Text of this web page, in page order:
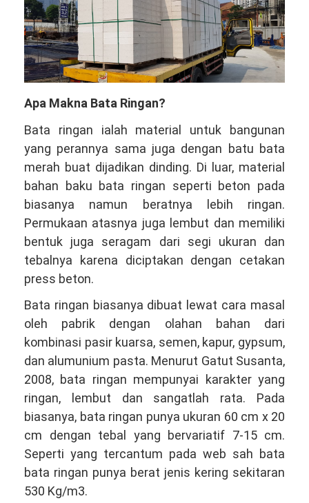
Apa Makna Bata Ringan?
Bata ringan ialah material untuk bangunan
yang perannya sama juga dengan batu bata
merah buat dijadikan dinding. Di luar, material
bahan baku bata ringan seperti beton pada
biasanya namun beratnya lebih ringan.
Permukaan atasnya juga lembut dan memiliki
bentuk juga seragam dari segi ukuran dan
tebalnya karena diciptakan dengan cetakan
press beton.
Bata ringan biasanya dibuat lewat cara masal
oleh pabrik dengan olahan bahan dari
kombinasi pasir kuarsa, semen, kapur, gypsum,
dan alumunium pasta. Menurut Gatut Susanta,
2008, bata ringan mempunyai karakter yang
ringan, lembut dan sangatlah rata. Pada
biasanya, bata ringan punya ukuran 60 cm x 20
cm dengan tebal yang bervariatif 7-15 cm.
Seperti yang tercantum pada web sah bata
bata ringan punya berat jenis kering sekitaran
530 Kg/m3.